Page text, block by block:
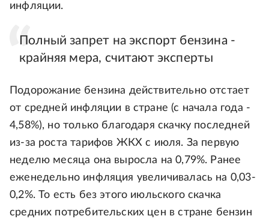
инфляции.
Полный запрет на экспорт бензина -
крайняя мера, считают эксперты
Подорожание бензина действительно отстает
от средней инфляции в стране (с начала года -
4,58%), но только благодаря скачку последней
из-за роста тарифов ЖКХ с июля. За первую
неделю месяца она выросла на 0,79%. Ранее
еженедельно инфляция увеличивалась на 0,03-
0,2%. То есть без этого июльского скачка
средних потребительских цен в стране бензин